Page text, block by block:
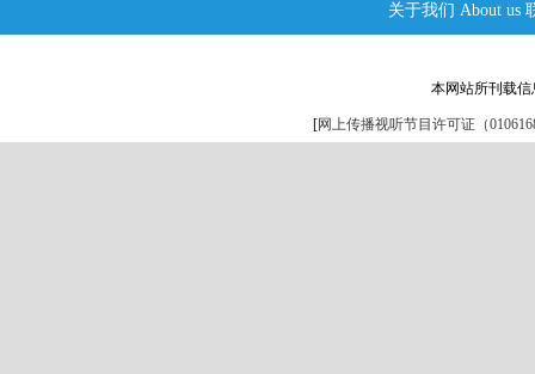
关于我们 About us
本网站所刊载
[网上传播视听节目许可证（